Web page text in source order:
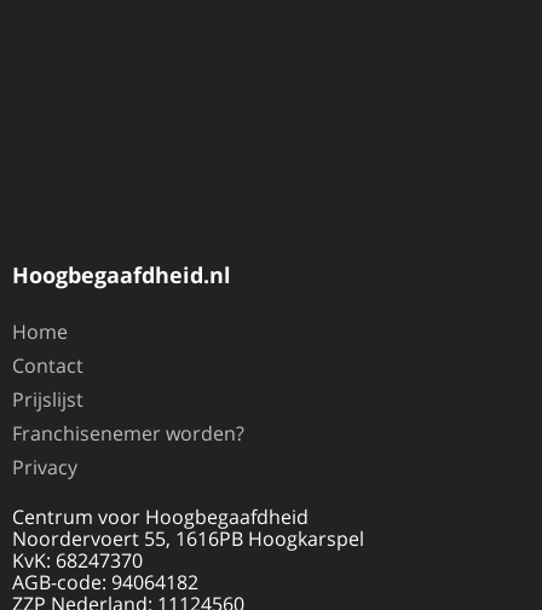
Hoogbegaafdheid.nl
Home
Contact
Prijslijst
Franchisenemer worden?
Privacy
Centrum voor Hoogbegaafdheid
Noordervoert 55, 1616PB Hoogkarspel
KvK: 68247370
AGB-code: 94064182
ZZP Nederland: 11124560